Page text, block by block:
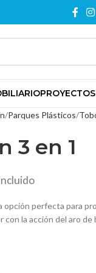
PROYECTOS
Parques Plásticos
3 en 1
opción perfecta para
con la acción del aro